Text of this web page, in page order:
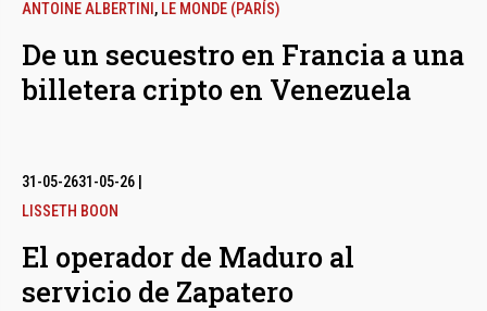
ANTOINE ALBERTINI , LE MONDE (PARÍS)
De un secuestro en Francia a una
billetera cripto en Venezuela
31-05-2631-05-26
LISSETH BOON
El operador de Maduro al
servicio de Zapatero